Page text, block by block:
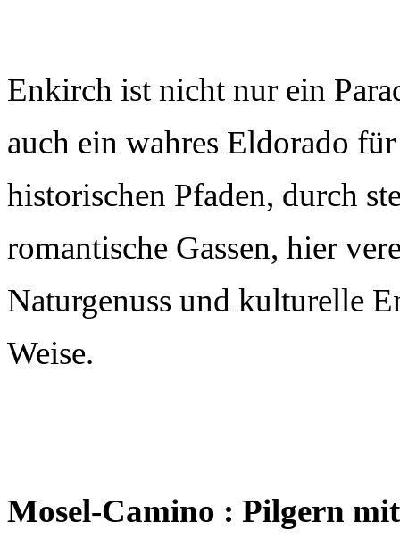
Enkirch ist nicht nur ein
auch ein wahres Eldorado
historischen Pfaden, durch
romantische Gassen, hier
Naturgenuss und kulturelle
Weise.
Mosel-Camino : Pilgern